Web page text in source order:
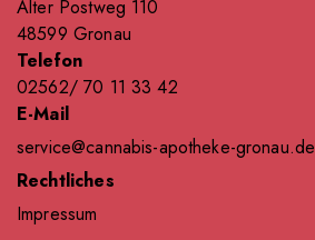
Alter Postweg 110
48599 Gronau
Telefon
02562/ 70 11 33 42
E-Mail
service@cannabis-apotheke-gronau.de
Rechtliches
Impressum